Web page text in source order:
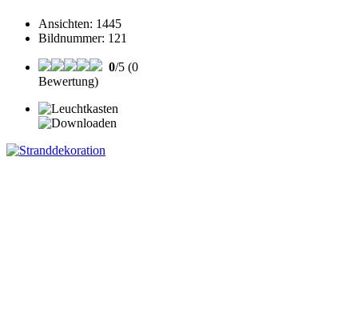
Ansichten: 1445
Bildnummer: 121
0/5 (0
Bewertung)